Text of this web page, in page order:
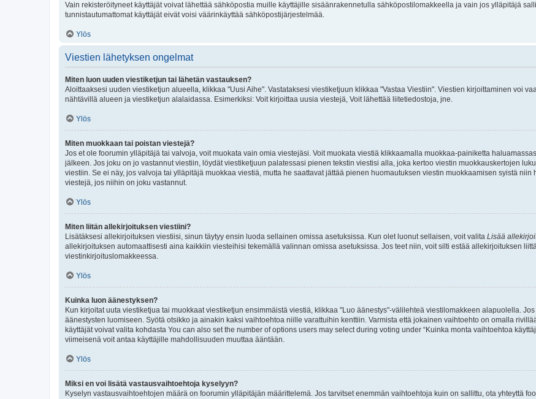
Vain rekisteröityneet käyttäjät voivat lähettää sähköpostia muille käyttäjille sisäänrakennetulla sähköpostilomakkeella ja vain jos ylläpitäjä
tunnistautumattomat käyttäjät eivät voisi väärinkäyttää sähköpostijärjestelmää.
Ylös
Viestien lähetyksen ongelmat
Miten luon uuden viestiketjun tai lähetän vastauksen?
Aloittaaksesi uuden viestiketjun alueella, klikkaa "Uusi Aihe". Vastataksesi viestiketjuun klikkaa "Vastaa Viestiin". Viestien kirjoittaminen voi
nähtävillä alueen ja viestiketjun alalaidassa. Esimerkiksi: Voit kirjoittaa uusia viestejä, Voit lähettää liitetiedostoja, jne.
Ylös
Miten muokkaan tai poistan viestejä?
Jos et ole foorumin ylläpitäjä tai valvoja, voit muokata vain omia viestejäsi. Voit muokata viestiä klikkaamalla muokkaa-painiketta
jälkeen. Jos joku on jo vastannut viestiin, löydät viestiketjuun palatessasi pienen tekstin viestisi alla, joka kertoo viestin muokkauskertojen
viestiin. Se ei näy, jos valvoja tai ylläpitäjä muokkaa viestiä, mutta he saattavat jättää pienen huomautuksen viestin muokkaamisen syistä
viestejä, jos niihin on joku vastannut.
Ylös
Miten liitän allekirjoituksen viestiini?
Lisätäksesi allekirjoituksen viestiisi, sinun täytyy ensin luoda sellainen omissa asetuksissa. Kun olet luonut sellaisen, voit valita Lisää
allekirjoituksen automaattisesti aina kaikkiin viesteihisi tekemällä valinnan omissa asetuksissa. Jos teet niin, voit silti estää allekirjoituksen
viestinkirjoituslomakkeessa.
Ylös
Kuinka luon äänestyksen?
Kun kirjoitat uuta viestiketjua tai muokkaat viestiketjun ensimmäistä viestiä, klikkaa "Luo äänestys"-välilehteä viestilomakkeen alapuolella.
äänestysten luomiseen. Syötä otsikko ja ainakin kaksi vaihtoehtoa niille varattuihin kenttiin. Varmista että jokainen vaihtoehto on omalla
käyttäjät voivat valita kohdasta You can also set the number of options users may select during voting under “Kuinka monta vaihtoehtoa
viimeisenä voit antaa käyttäjille mahdollisuuden muuttaa ääntään.
Ylös
Miksi en voi lisätä vastausvaihtoehtoja kyselyyn?
Kyselyn vastausvaihtoehtojen määrä on foorumin ylläpitäjän määrittelemä. Jos tarvitset enemmän vaihtoehtoja kuin on sallittu, ota yhteyttä